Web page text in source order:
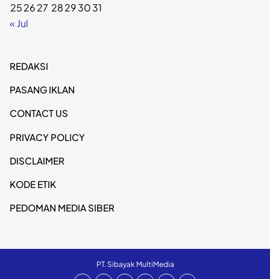
252627 28293031
« Jul
REDAKSI
PASANG IKLAN
CONTACT US
PRIVACY POLICY
DISCLAIMER
KODE ETIK
PEDOMAN MEDIA SIBER
PT. Sibayak MultiMedia